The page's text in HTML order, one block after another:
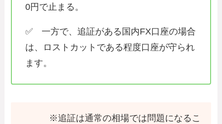
0円で止まる。
✅ 一方で、追証がある国内FX口座の場合
は、ロストカットである程度口座が守られ
ます。
※追証は通常の相場では問題になるこ